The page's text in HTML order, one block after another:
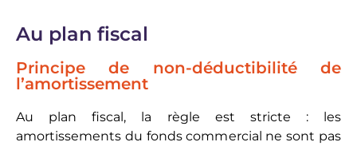
Au plan fiscal
Principe de non-déductibilité de
l’amortissement
Au plan fiscal, la règle est stricte : les
amortissements du fonds commercial ne sont pas